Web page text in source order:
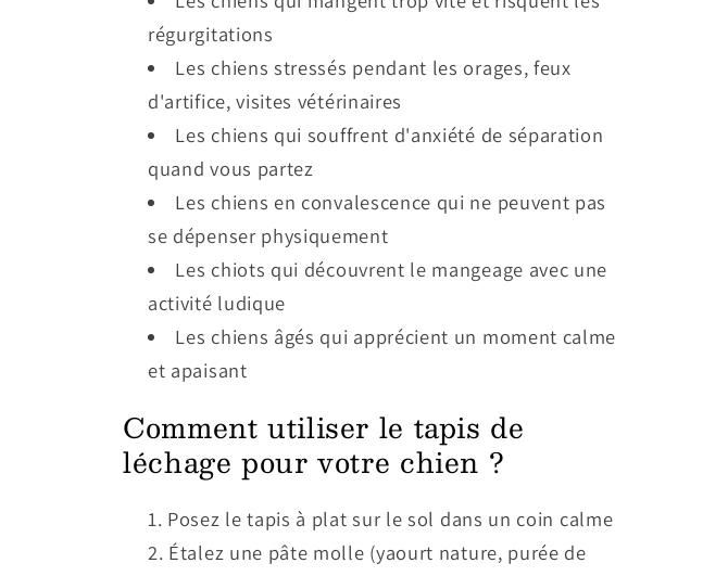
régurgitations
Les chiens stressés pendant les orages, feux
d'artifice, visites vétérinaires
Les chiens qui souffrent d'anxiété de séparation
quand vous partez
Les chiens en convalescence qui ne peuvent pas
se dépenser physiquement
Les chiots qui découvrent le mangeage avec une
activité ludique
Les chiens âgés qui apprécient un moment calme
et apaisant
Comment utiliser le tapis de
léchage pour votre chien ?
Posez le tapis à plat sur le sol dans un coin calme
Étalez une pâte molle (yaourt nature, purée de